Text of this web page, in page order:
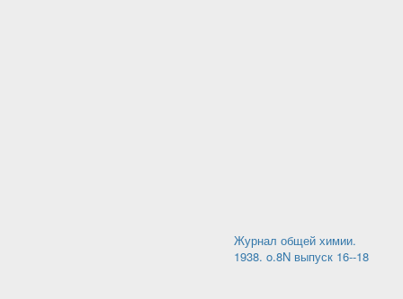
Журнал общей химии.
1938. o.8N выпуск 16--18